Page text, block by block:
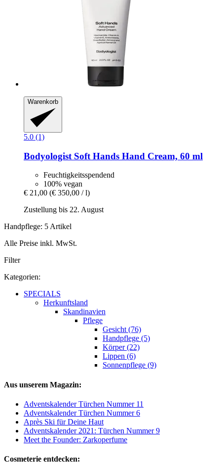
Warenkorb
5.0 (1)
Bodyologist Soft Hands Hand Cream, 60 ml
Feuchtigkeitsspendend
100% vegan
€ 21,00 (€ 350,00 / l)
Zustellung bis 22. August
Handpflege: 5 Artikel
Alle Preise inkl. MwSt.
Filter
Kategorien:
SPECIALS
Herkunftsland
Skandinavien
Pflege
Gesicht (76)
Handpflege (5)
Körper (22)
Lippen (6)
Sonnenpflege (9)
Aus unserem Magazin:
Adventskalender Türchen Nummer 11
Adventskalender Türchen Nummer 6
Après Ski für Deine Haut
Adventskalender 2021: Türchen Nummer 9
Meet the Founder: Zarkoperfume
Cosmeterie entdecken: